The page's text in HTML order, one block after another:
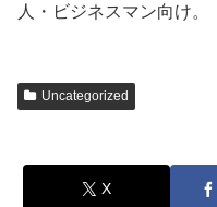
人・ビジネスマン向け。
Uncategorized
X